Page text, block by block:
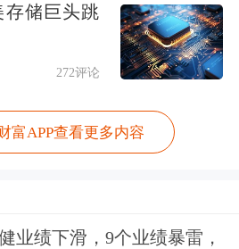
，加速了上市公司边
2019年到2023年，中国
股高速扩容的结果，就
的股票，纷纷被市场
化的股票，股票价格
储巨头跳
272评论
富APP查看更多内容
业绩下滑，9个业绩暴雷，